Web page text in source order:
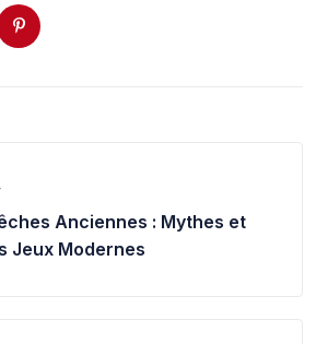
Anciennes : Mythes et
Jeux Modernes